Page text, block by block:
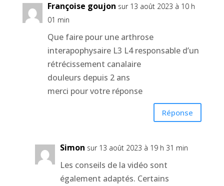
Françoise goujon sur 13 août 2023 à 10 h
01 min
Que faire pour une arthrose
interapophysaire L3 L4 responsable d’un
rétrécissement canalaire
douleurs depuis 2 ans
merci pour votre réponse
Réponse
Simon sur 13 août 2023 à 19 h 31 min
Les conseils de la vidéo sont
également adaptés. Certains